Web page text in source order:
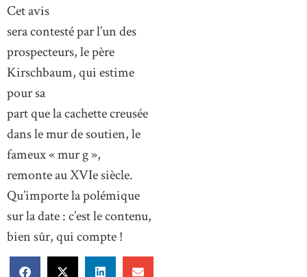
Cet avis
sera contesté par l’un des
prospecteurs, le père
Kirschbaum, qui estime
pour sa
part que la cachette creusée
dans le mur de soutien, le
fameux « mur g »,
remonte au XVIe siècle.
Qu’importe la polémique
sur la date : c’est le contenu,
bien sûr, qui compte !